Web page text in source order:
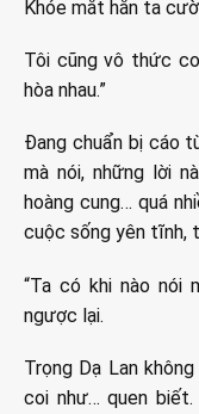
Khóe mắt hắn ta
Tôi cũng vô thức
hòa nhau.”
Đang chuẩn bị cáo
mà nói, những lời
hoàng cung… quá
cuộc sống yên tĩnh,
“Ta có khi nào nói
ngược lại.
Trọng Dạ Lan
coi như… quen